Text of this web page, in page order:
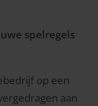
spelregels
op een
aan